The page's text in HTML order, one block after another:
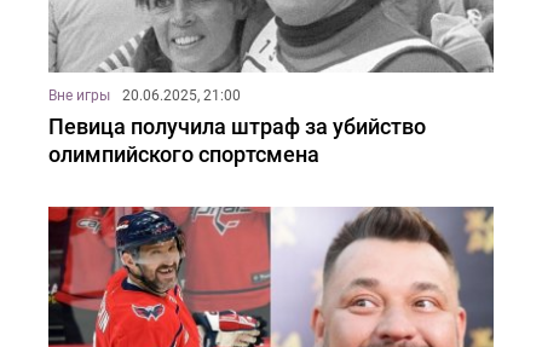
Вне игры 20.06.2025, 21:00
Певица получила штраф за убийство
олимпийского спортсмена